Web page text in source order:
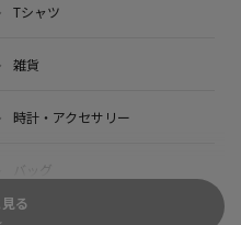
Tシャツ
雑貨
時計・アクセサリー
る